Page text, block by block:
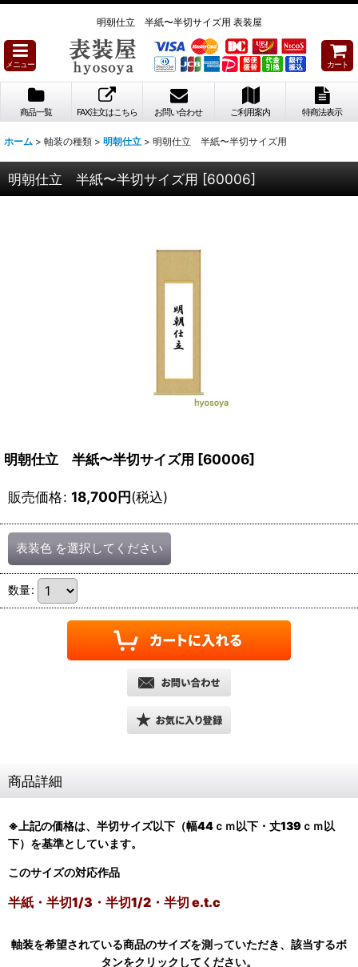
明朝仕立 半紙〜半切サイズ用 表装屋
メニュー カート
商品一覧 FAX注文はこちら お問い合わせ ご利用案内 特商法表示
ホーム > 軸装の種類 > 明朝仕立 > 明朝仕立 半紙〜半切サイズ用
明朝仕立 半紙〜半切サイズ用 [60006]
明朝仕立 半紙〜半切サイズ用 [60006]
販売価格: 18,700円(税込)
表装色 を選択してください
数量:
商品詳細
※上記の価格は、半切サイズ以下（幅44ｃｍ以下・丈139ｃｍ以
下） を基準としています。
このサイズの対応作品
半紙・半切1/3・半切1/2・半切 e.t.c
軸装を希望されている商品のサイズを測っていただき、該当するボ
タンをクリックしてください。